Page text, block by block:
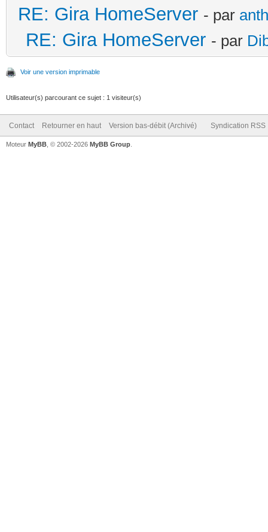
RE: Gira HomeServer - par
RE: Gira HomeServer - par
Voir une version imprimable
Utilisateur(s) parcourant ce sujet : 1 visiteur(s)
Contact Retourner en haut Version bas-débit (Archivé) Syndication RSS
Moteur MyBB , © 2002-2026 MyBB Group